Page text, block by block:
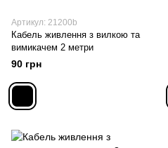
Артикул: 21200b
Кабель живлення з вилкою та
вимикачем 2 метри
90 грн